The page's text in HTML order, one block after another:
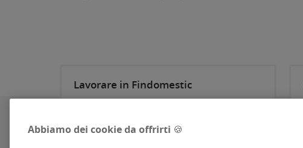
Lavorare in Findomestic
dipendenti e la creazione di un ambiente di
Abbiamo dei cookie da offrirti 🍪